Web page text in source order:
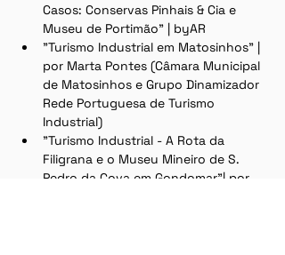
Casos: Conservas Pinhais & Cia e
Museu de Portimão" | byAR
"Turismo Industrial em Matosinhos" |
por Marta Pontes (Câmara Municipal
de Matosinhos e Grupo Dinamizador
Rede Portuguesa de Turismo
Industrial)
"Turismo Industrial - A Rota da
Filigrana e o Museu Mineiro de S.
Pedro da Cova em Gondomar"| por